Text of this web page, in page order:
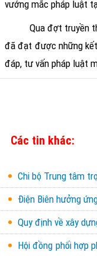
vướng mắc pháp luật
Qua đợt truyền
đã đạt được những
đáp, tư vấn pháp luật
Các tin khác:
Chi bộ Trung tâm
Điện Biên hưởng
Quy định về xây
Hội đồng phối hợp